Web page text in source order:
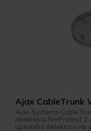
Ajax CableTrunk
Ajax Systems
detektorů FireProtect 2
upevnění detektoru na